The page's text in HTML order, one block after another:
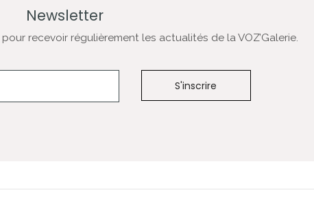
Newsletter
recevoir régulièrement les actualités de la VOZ’Galerie.